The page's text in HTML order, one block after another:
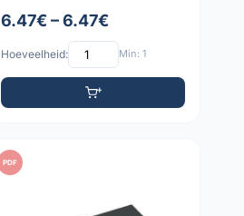
6.47€ – 6.47€
Hoeveelheid: Min: 1
PDF